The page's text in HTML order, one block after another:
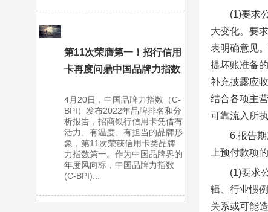
第11次荣膺第一！招行信用
卡再度问鼎中国品牌力指数
4月20日，中国品牌力指数（C-
BPI）发布2022年品牌排名和分
析报告，招商银行信用卡凭借有
活力、有温度、有担当的品牌形
象，第11次荣获信用卡类品牌
力指数第一。作为中国品牌界的
年度风向标，中国品牌力指数
(C-BPI)...
(1)要求
大变化。要
表明确意见
提坏账准备
补充披露应
结合各项主
可靠流入所
6.报告
上预付款项
(1)要求
辑、行业惯
关系或可能